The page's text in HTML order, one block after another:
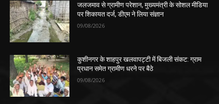
जलजमाव से ग्रामीण परेशान, मुख्यमंत्री के सोशल मीडिया
पर शिकायत दर्ज, डीएम ने लिया संज्ञान
09/08/2026
कुशीनगर के शाहपुर खलवापट्टी में बिजली संकट: ग्राम
प्रधान समेत ग्रामीण धरने पर बैठे
09/08/2026